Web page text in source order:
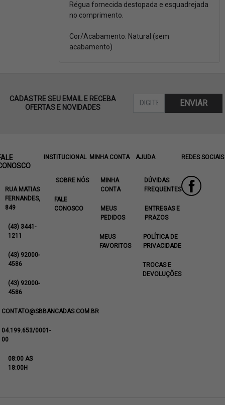
Régua fornecida destopada e esquadrejada
no comprimento.
Cor/Acabamento: Natural (sem
acabamento)
CADASTRE SEU EMAIL E RECEBA
OFERTAS E NOVIDADES
ENVIAR
RUA MATIAS
FERNANDES,
849
(43) 3441-
1211
(43) 92000-
4586
(43) 92000-
4586
CONTATO@SBBANCADAS.COM.BR
04.199.653/0001-
00
08:00 AS
18:00H
INSTITUCIONAL
SOBRE NÓS
FALE
CONOSCO
MINHA CONTA
MINHA
CONTA
MEUS
PEDIDOS
MEUS
FAVORITOS
AJUDA
DÚVIDAS
FREQUENTES
ENTREGAS E
PRAZOS
POLÍTICA DE
PRIVACIDADE
TROCAS E
DEVOLUÇÕES
REDES SOCIAIS